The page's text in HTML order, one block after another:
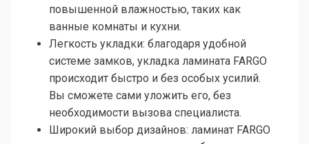
повышенной влажностью, таких как
ванные комнаты и кухни.
Легкость укладки: благодаря удобной
системе замков, укладка ламината FARGO
происходит быстро и без особых усилий.
Вы сможете сами уложить его, без
необходимости вызова специалиста.
Широкий выбор дизайнов: ламинат FARGO